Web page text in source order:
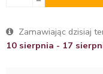
Zamawiając dzisiaj
10 sierpnia - 17